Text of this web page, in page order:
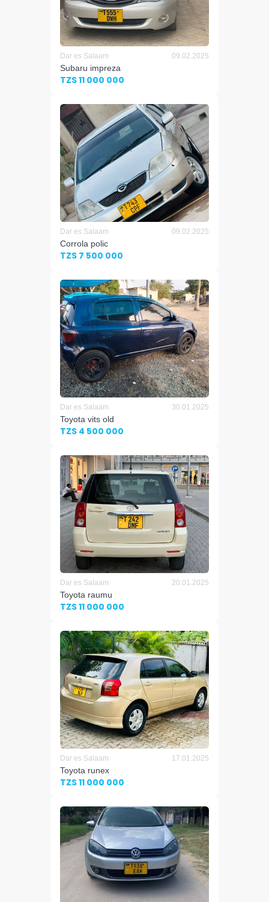
Dar es Salaam 09.02.2025
Subaru impreza
TZS 11 000 000
Dar es Salaam 09.02.2025
Corrola polic
TZS 7 500 000
Dar es Salaam 30.01.2025
Toyota vits old
TZS 4 500 000
Dar es Salaam 20.01.2025
Toyota raumu
TZS 11 000 000
Dar es Salaam 17.01.2025
Toyota runex
TZS 11 000 000